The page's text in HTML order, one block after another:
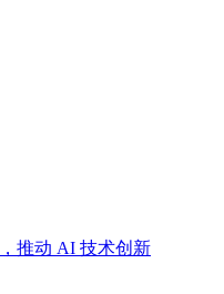
推动 AI 技术创新